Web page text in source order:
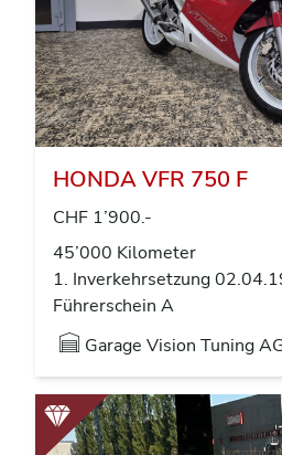
HONDA VFR 750 F
CHF 1’900.-
45’000 Kilometer
1. Inverkehrsetzung
Führerschein A
Garage Vision Tuning